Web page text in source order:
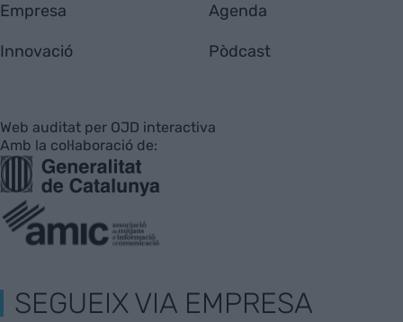
Empresa
Innovació
Agenda
Pòdcast
Web auditat per OJD interactiva
Amb la col·laboració de:
SEGUEIX VIA EMPRESA